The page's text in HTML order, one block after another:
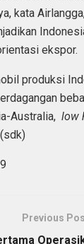
kata
ekspor.
produksi
Australia, low
Previous